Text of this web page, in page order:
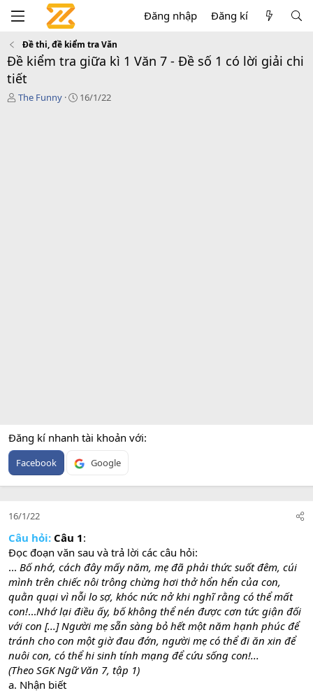
Đăng nhập Đăng kí
Đề thi, đề kiểm tra Văn
Đề kiểm tra giữa kì 1 Văn 7 - Đề số 1 có lời giải chi
tiết
T
The Funny
C16/1/22
Đăng kí nhanh tài khoản với
Facebook Google
16/1/22
Câu hỏi: Câu 1:
Đọc đoạn văn sau và trả lời các câu hỏi:
... Bố nhớ, cách đây mấy năm, mẹ đã phải thức suốt đêm, cúi
mình trên chiếc nôi trông chừng hơi thở hổn hển của con,
quằn quại vì nỗi lo sợ, khóc nức nở khi nghĩ rằng có thể mất
con!...Nhớ lại điều ấy, bố không thể nén được cơn tức giận đối
với con [...] Người mẹ sẵn sàng bỏ hết một năm hạnh phúc để
tránh cho con một giờ đau đớn, người mẹ có thể đi ăn xin để
nuôi con, có thể hi sinh tính mạng để cứu sống con!...
(Theo SGK Ngữ Văn 7, tập 1)
a. Nhận biết